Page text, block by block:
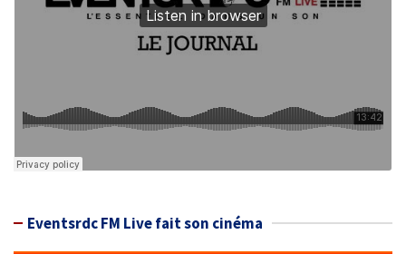
Eventsrdc FM Live fait son cinéma